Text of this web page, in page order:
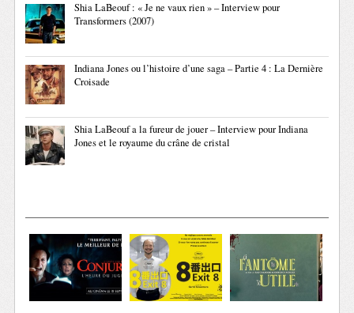
Shia LaBeouf : « Je ne vaux rien » – Interview pour
Transformers (2007)
Indiana Jones ou l’histoire d’une saga – Partie 4 : La Dernière
Croisade
Shia LaBeouf a la fureur de jouer – Interview pour Indiana
Jones et le royaume du crâne de cristal